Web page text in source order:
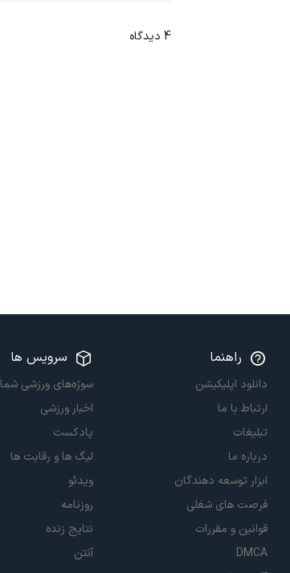
4 دیدگاه
راهنما
دانلود اپلیکیشن
ارتباط با ما
تبلیغات
درباره ما
ابزار توسعه دهندگان
فرصت های شغلی
قوانین و مقررات
DMCA
سرویس ها
سوژه‌های ورزشی شما
اخبار ورزشی
پادکست
لیگ ها و رقابت ها
ویدئو
روزنامه
نتایج زنده
آنتن